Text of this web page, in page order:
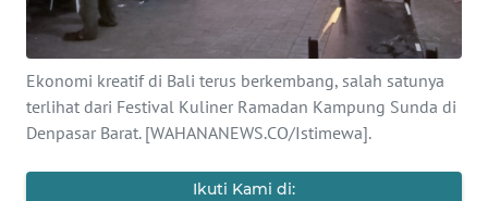
Ekonomi kreatif di Bali terus berkembang, salah satunya
terlihat dari Festival Kuliner Ramadan Kampung Sunda di
Denpasar Barat. [WAHANANEWS.CO/Istimewa].
Ikuti Kami di:
KAMI
IKLAN
TENTANG
KAMI